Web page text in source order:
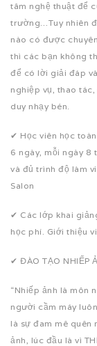
tâm nghệ thuật để
trường…Tuy nhiên
nào có được
thì các bạn không
để có lời giải đáp
nghiệp vụ, thao
duy nhạy bén.
✔ Học viên học
6 ngày, mỗi ngày 8
và đủ trình độ làm
Salon
✔ Các lớp khai
học phí. Giới thiệu
✔ ĐÀO TẠO NHIẾP
“Nhiếp ảnh là môn
người cầm máy
là sự đam mê quên
ảnh, lúc đầu là vì